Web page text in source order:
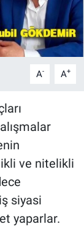
A- A+
ve nitelikli
siyasi
yaparlar.